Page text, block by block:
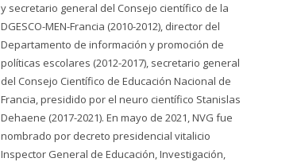
y secretario general del Consejo científico de la
DGESCO-MEN-Francia (2010-2012), director del
Departamento de información y promoción de
políticas escolares (2012-2017), secretario general
del Consejo Científico de Educación Nacional de
Francia, presidido por el neuro científico Stanislas
Dehaene (2017-2021). En mayo de 2021, NVG fue
nombrado por decreto presidencial vitalicio
Inspector General de Educación, Investigación,